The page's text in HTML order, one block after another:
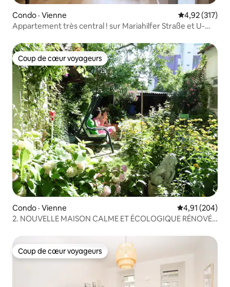
Condo · Vienne Note
4,92 (317)
Appartement très central ! sur Mariahilfer Straße et U-
Coup de cœur voyageurs
Coup de cœur voyageurs
Condo · Vienne Note
4,91 (204)
2. NOUVELLE MAISON CALME ET ÉCOLOGIQUE RÉNOVÉE
Coup de cœur voyageurs
Coup de cœur voyageurs